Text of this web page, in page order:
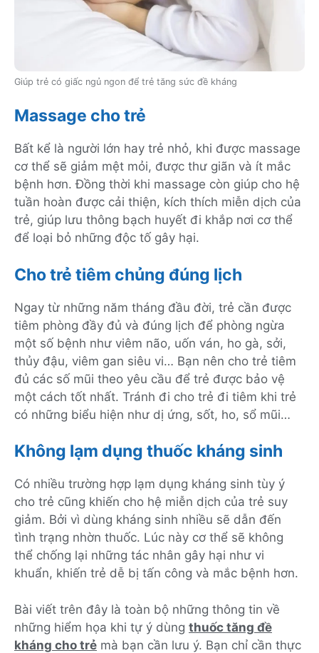
Giúp trẻ có giấc ngủ ngon để trẻ tăng sức đề kháng
Massage cho trẻ
Bất kể là người lớn hay trẻ nhỏ, khi được massage
cơ thể sẽ giảm mệt mỏi, được thư giãn và ít mắc
bệnh hơn. Đồng thời khi massage còn giúp cho hệ
tuần hoàn được cải thiện, kích thích miễn dịch của
trẻ, giúp lưu thông bạch huyết đi khắp nơi cơ thể
để loại bỏ những độc tố gây hại.
Cho trẻ tiêm chủng đúng lịch
Ngay từ những năm tháng đầu đời, trẻ cần được
tiêm phòng đầy đủ và đúng lịch để phòng ngừa
một số bệnh như viêm não, uốn ván, ho gà, sởi,
thủy đậu, viêm gan siêu vi… Bạn nên cho trẻ tiêm
đủ các số mũi theo yêu cầu để trẻ được bảo vệ
một cách tốt nhất. Tránh đi cho trẻ đi tiêm khi trẻ
có những biểu hiện như dị ứng, sốt, ho, sổ mũi…
Không lạm dụng thuốc kháng sinh
Có nhiều trường hợp lạm dụng kháng sinh tùy ý
cho trẻ cũng khiến cho hệ miễn dịch của trẻ suy
giảm. Bởi vì dùng kháng sinh nhiều sẽ dẫn đến
tình trạng nhờn thuốc. Lúc này cơ thể sẽ không
thể chống lại những tác nhân gây hại như vi
khuẩn, khiến trẻ dễ bị tấn công và mắc bệnh hơn.
Bài viết trên đây là toàn bộ những thông tin về
những hiểm họa khi tự ý dùng thuốc tăng đề
kháng cho trẻ mà bạn cần lưu ý. Bạn chỉ cần thực